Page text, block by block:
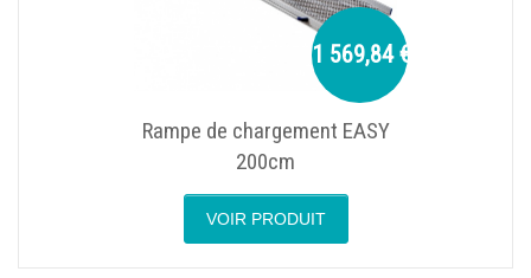
1 569,84 €
Rampe de chargement EASY
200cm
VOIR PRODUIT